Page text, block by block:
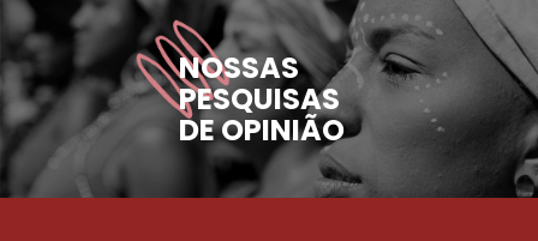
NOSSAS
PESQUISAS
DE OPINIÃO